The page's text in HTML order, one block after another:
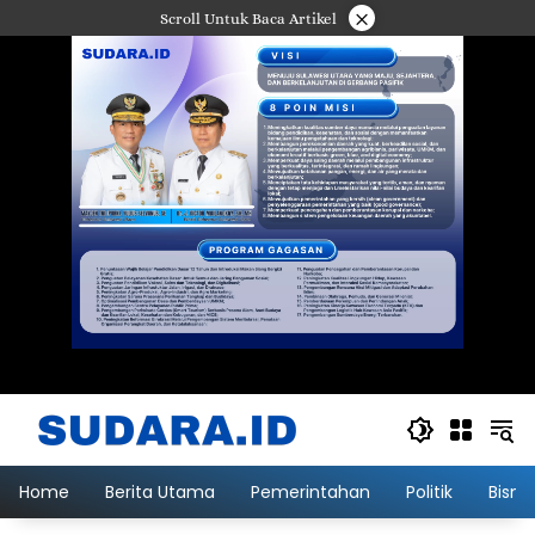
ke
Scroll Untuk Baca Artikel ×
Home Berita Utama Pemerintahan Politik